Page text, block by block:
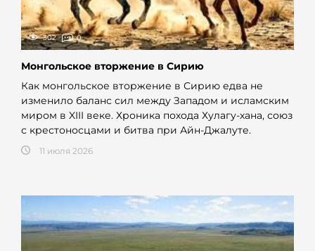
302 0
Монгольское вторжение в Сирию
Как монгольское вторжение в Сирию едва не
изменило баланс сил между Западом и исламским
миром в XIII веке. Хроника похода Хулагу-хана, союз
с крестоносцами и битва при Айн-Джалуте.
11 июля 2026